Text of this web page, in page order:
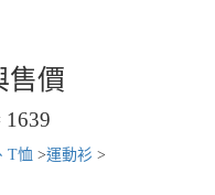
售價
T恤 >運動衫 >